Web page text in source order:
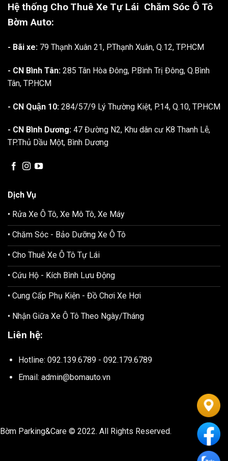
Hệ thống Cho Thuê Xe Tự Lái Chăm Sóc Ô Tô
Bờm Auto:
- Bãi xe: 79 Thạnh Xuân 21, P.Thạnh Xuân, Q.12, TP.HCM
- CN Bình Tân: 285 Tân Hòa Đông, P.Bình Trị Đông, Q.Bình
Tân, TP.HCM
- CN Quận 10: 284/57/9 Lý Thường Kiệt, P.14, Q.10, TP.HCM
- CN Bình Dương: 47 Đường N2, Khu dân cư K8 Thanh Lễ,
TP.Thủ Dầu Một, Bình Dương
Dịch Vụ
• Rửa Xe Ô Tô, Xe Mô Tô, Xe Máy
• Chăm Sóc - Bảo Dưỡng Xe Ô Tô
• Cho Thuê Xe Ô Tô Tự Lái
• Cứu Hộ - Kích Bình Lưu Động
• Cung Cấp Phụ Kiện - Đồ Chơi Xe Hơi
• Nhận Giữa Xe Ô Tô Theo Ngày/Tháng
Liên hệ:
Hotline: 092.139.6789 - 092.179.6789
Email: admin@bomauto.vn
Bờm Parking&Care © 2022. All Rights Reserved.